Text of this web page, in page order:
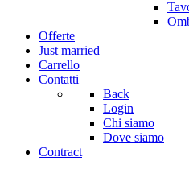
Offerte
Just married
Carrello
Contatti
Back
Login
Chi siamo
Dove siamo
Contract